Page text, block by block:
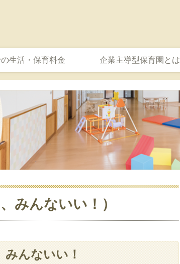
生活・保育料金 企業主導型保育園とは
みんないい！）
みんないい！